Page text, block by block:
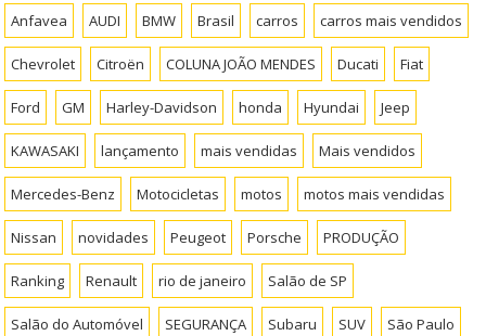
Anfavea AUDI BMW Brasil carros carros mais vendidos
Chevrolet Citroën COLUNA JOÃO MENDES Ducati Fiat
Ford GM Harley-Davidson honda Hyundai Jeep
KAWASAKI lançamento mais vendidas Mais vendidos
Mercedes-Benz Motocicletas motos motos mais vendidas
Nissan novidades Peugeot Porsche PRODUÇÃO
Ranking Renault rio de janeiro Salão de SP
Salão do Automóvel SEGURANÇA Subaru SUV São Paulo